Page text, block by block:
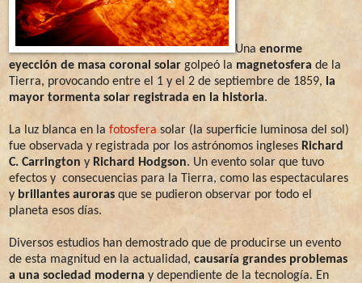
Una enorme
eyección de masa coronal solar golpeó la magnetosfera de la
Tierra, provocando entre el 1 y el 2 de septiembre de 1859, la
mayor tormenta solar registrada en la historia.
La luz blanca en la fotosferasolar (la superficie luminosa del sol)
fue observada y registrada por los astrónomos ingleses Richard
C. Carrington y Richard Hodgson. Un evento solar que tuvo
efectos y consecuencias para la Tierra, como las espectaculares
y brillantes auroras que se pudieron observar por todo el
planeta esos días.
Diversos estudios han demostrado que de producirse un evento
de esta magnitud en la actualidad, causaría grandes problemas
a una sociedad moderna y dependiente de la tecnología. En